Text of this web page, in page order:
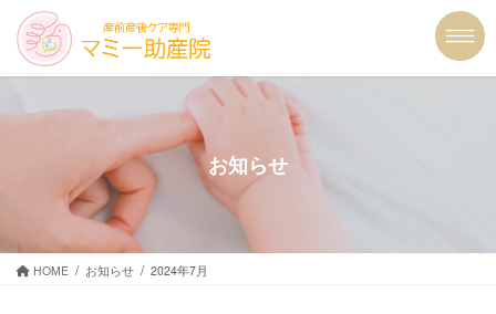
ン
ー
お知らせ
HOME お知らせ 2024年7月